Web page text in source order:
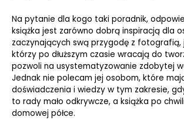
Na pytanie dla kogo taki poradnik,
książka jest zarówno dobrą inspiracją dla
zaczynających swą przygodę z fotografią,
którzy po dłuższym czasie wracają do
pozwoli na usystematyzowanie zdobytej
Jednak nie polecam jej osobom, które
doświadczenia i wiedzy w tym zakresie,
to rady mało odkrywcze, a książka po
domowej półce.